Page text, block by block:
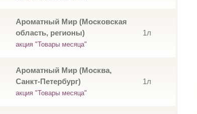
Ароматный Мир (Московская
область, регионы)
акция "Товары месяца"
1л
Ароматный Мир (Москва,
Санкт-Петербург)
акция "Товары месяца"
1л